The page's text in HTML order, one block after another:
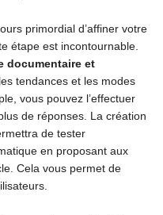
primordial d’affiner votre
étape est incontournable.
documentaire et
tendances et les modes
vous pouvez l’effectuer
de réponses. La création
de tester
en proposant aux
Cela vous permet de